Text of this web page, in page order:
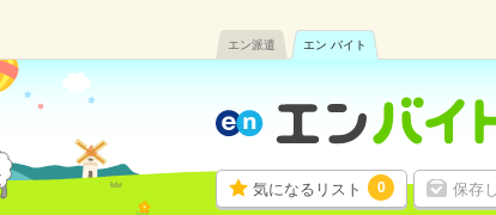
エン派遣 エン バイト
気になるリスト 0 保存